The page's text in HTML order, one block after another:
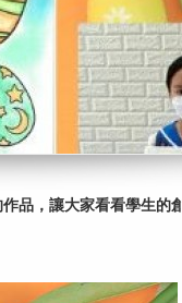
品，讓大家看看學生的